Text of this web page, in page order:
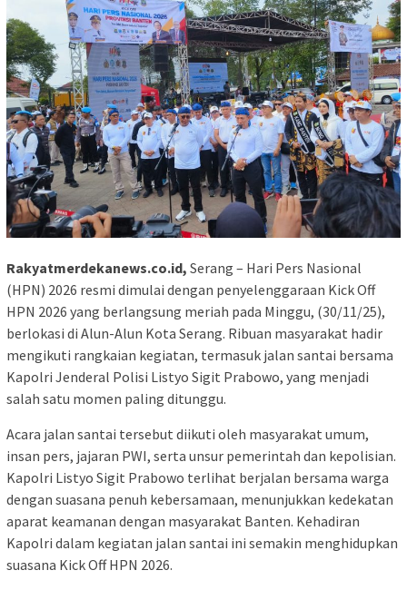
Rakyatmerdekanews.co.id, Serang – Hari Pers Nasional
(HPN) 2026 resmi dimulai dengan penyelenggaraan Kick Off
HPN 2026 yang berlangsung meriah pada Minggu, (30/11/25),
berlokasi di Alun-Alun Kota Serang. Ribuan masyarakat hadir
mengikuti rangkaian kegiatan, termasuk jalan santai bersama
Kapolri Jenderal Polisi Listyo Sigit Prabowo, yang menjadi
salah satu momen paling ditunggu.
Acara jalan santai tersebut diikuti oleh masyarakat umum,
insan pers, jajaran PWI, serta unsur pemerintah dan kepolisian.
Kapolri Listyo Sigit Prabowo terlihat berjalan bersama warga
dengan suasana penuh kebersamaan, menunjukkan kedekatan
aparat keamanan dengan masyarakat Banten. Kehadiran
Kapolri dalam kegiatan jalan santai ini semakin menghidupkan
suasana Kick Off HPN 2026.